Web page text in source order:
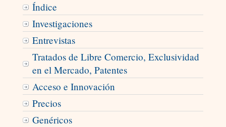
Índice
Investigaciones
Entrevistas
Tratados de Libre Comercio, Exclusividad
en el Mercado, Patentes
Acceso e Innovación
Precios
Genéricos